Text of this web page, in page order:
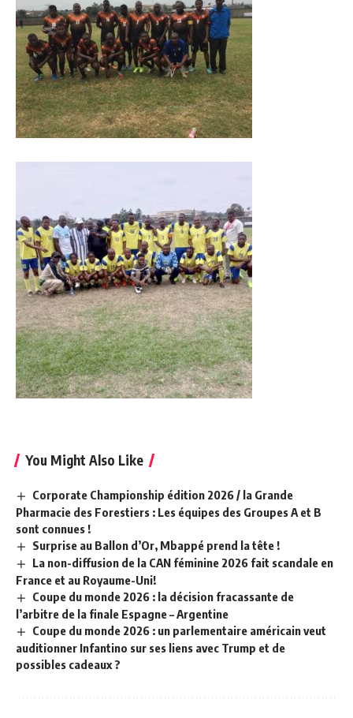
You Might Also Like
Corporate Championship édition 2026 / la Grande
Pharmacie des Forestiers : Les équipes des Groupes A et B
sont connues !
Surprise au Ballon d’Or, Mbappé prend la tête !
La non-diffusion de la CAN féminine 2026 fait scandale en
France et au Royaume-Uni!
Coupe du monde 2026 : la décision fracassante de
l’arbitre de la finale Espagne – Argentine
Coupe du monde 2026 : un parlementaire américain veut
auditionner Infantino sur ses liens avec Trump et de
possibles cadeaux ?